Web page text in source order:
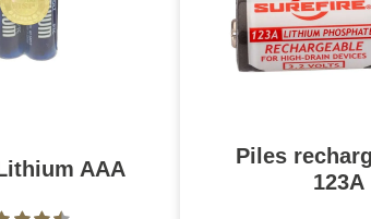
AAA
Piles
123A